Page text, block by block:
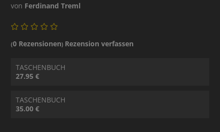
von Ferdinand Treml
(0 Rezensionen) Rezension verfassen
TASCHENBUCH
27.95 €
TASCHENBUCH
35.00 €